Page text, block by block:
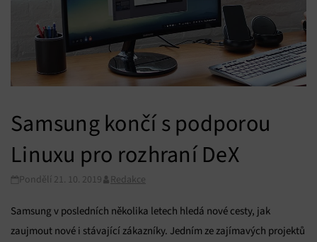
Samsung končí s podporou
Linuxu pro rozhraní DeX
Pondělí 21. 10. 2019 Redakce
Samsung v posledních několika letech hledá nové cesty, jak
zaujmout nové i stávající zákazníky. Jedním ze zajímavých projektů